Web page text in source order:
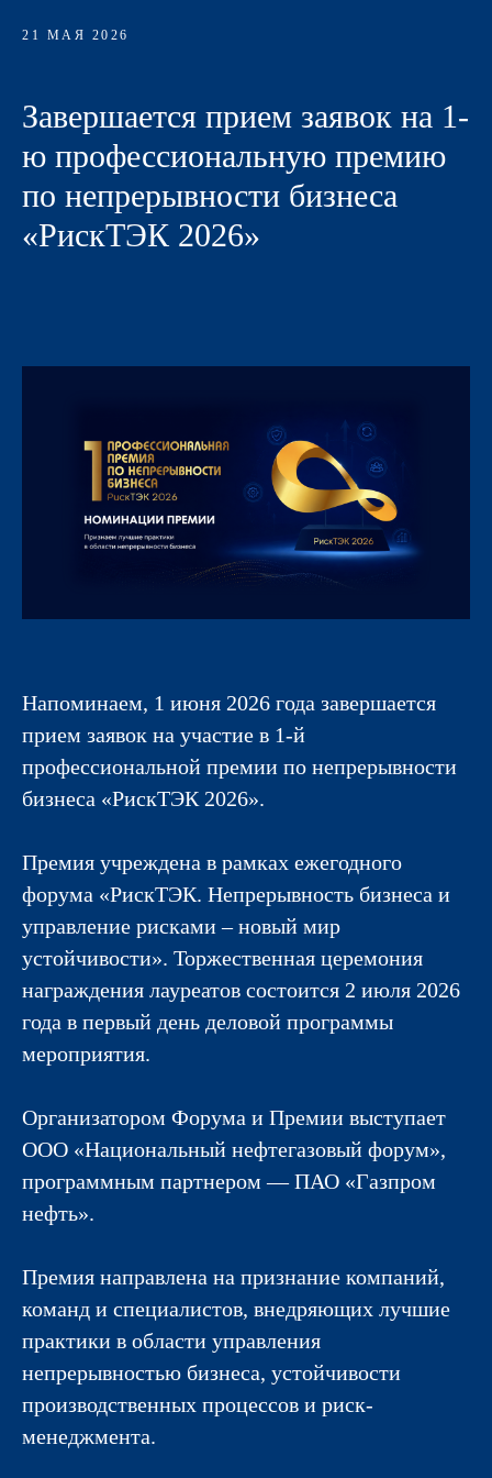
21 МАЯ 2026
Завершается прием заявок на 1-
ю профессиональную премию
по непрерывности бизнеса
«РискТЭК 2026»
Напоминаем, 1 июня 2026 года завершается
прием заявок на участие в 1-й
профессиональной премии по непрерывности
бизнеса «РискТЭК 2026».
Премия учреждена в рамках ежегодного
форума «РискТЭК. Непрерывность бизнеса и
управление рисками – новый мир
устойчивости». Торжественная церемония
награждения лауреатов состоится 2 июля 2026
года в первый день деловой программы
мероприятия.
Организатором Форума и Премии выступает
ООО «Национальный нефтегазовый форум»,
программным партнером — ПАО «Газпром
нефть».
Премия направлена на признание компаний,
команд и специалистов, внедряющих лучшие
практики в области управления
непрерывностью бизнеса, устойчивости
производственных процессов и риск-
менеджмента.